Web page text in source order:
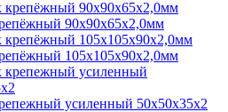
90х90х65х2,0мм
105х105х90х2,0мм
усиленный 50х50х35х2